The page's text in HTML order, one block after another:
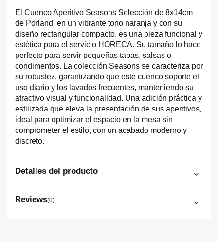
El Cuenco Aperitivo Seasons Selección de 8x14cm
de Porland, en un vibrante tono naranja y con su
diseño rectangular compacto, es una pieza funcional y
estética para el servicio HORECA. Su tamaño lo hace
perfecto para servir pequeñas tapas, salsas o
condimentos. La colección Seasons se caracteriza por
su robustez, garantizando que este cuenco soporte el
uso diario y los lavados frecuentes, manteniendo su
atractivo visual y funcionalidad. Una adición práctica y
estilizada que eleva la presentación de sus aperitivos,
ideal para optimizar el espacio en la mesa sin
comprometer el estilo, con un acabado moderno y
discreto.
Detalles del producto
Reviews(0)